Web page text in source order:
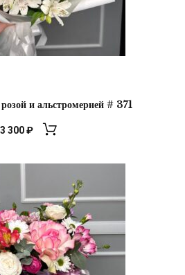
и альстромерией # 371
3 300₽